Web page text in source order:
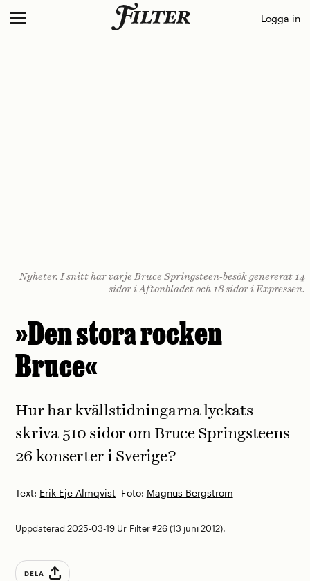
Skip
Logga in
Nyheter. I snitt har varje Bruce ­Springsteen-besök genererat 14
sidor i Aftonbladet och 18 sidor i Expressen.
»Den stora rocken
Bruce«
Text: Erik Eje Almqvist Foto: Magnus Bergström
Hur har kvällstidningarna lyckats
skriva 510 sidor om Bruce Springsteens
26 konserter i Sverige?
Uppdaterad 2025-03-19 Ur Filter #26(13 juni 2012).
DELA